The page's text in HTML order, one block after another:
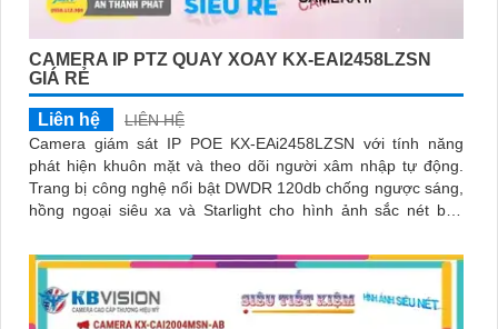
CAMERA IP PTZ QUAY XOAY KX-EAI2458LZSN
GIÁ RẺ
Liên hệ
LIÊN HỆ
Camera giám sát IP POE KX-EAi2458LZSN với tính năng
phát hiện khuôn mặt và theo dõi người xâm nhập tự động.
Trang bị công nghệ nổi bật DWDR 120db chống ngược sáng,
hồng ngoại siêu xa và Starlight cho hình ảnh sắc nét ban